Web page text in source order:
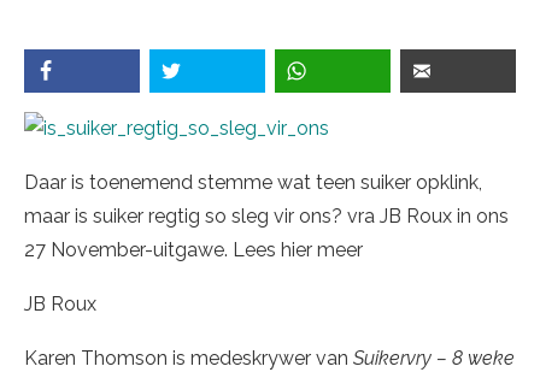
Daar is toenemend stemme wat teen suiker opklink,
maar is suiker regtig so sleg vir ons? vra JB Roux in ons
27 November-uitgawe. Lees hier meer
JB Roux
Karen Thomson is medeskrywer van Suikervry – 8 weke